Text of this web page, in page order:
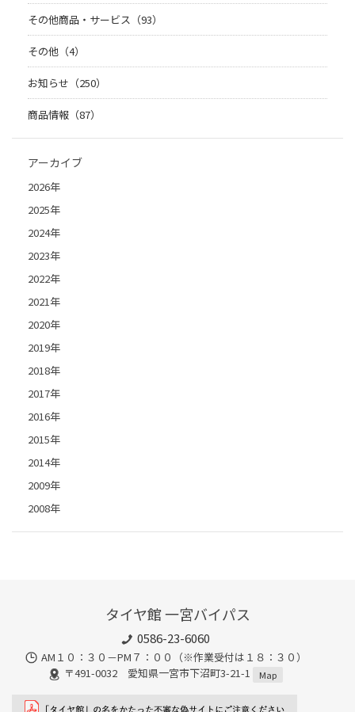
その他商品・サービス（93）
その他（4）
お知らせ（250）
商品情報（87）
アーカイブ
2026年
2025年
2024年
2023年
2022年
2021年
2020年
2019年
2018年
2017年
2016年
2015年
2014年
2009年
2008年
タイヤ館 一宮バイパス
0586-23-6060
AM１０：３０－PM７：００（※作業受付は１８：３０）
〒491-0032 愛知県一宮市下沼町3-21-1
Map